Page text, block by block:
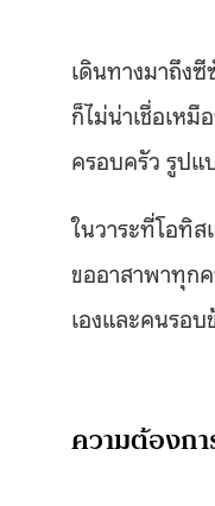
เดินทางมาถึง
ก็ไม่น่าเชื่อเหมื
ครอบครัว รูปแ
ในวาระที่โอทิ
ขออาสาพาทุกค
เองและคนรอบ
ความต้องก